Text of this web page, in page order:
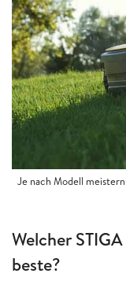
Je nach Modell
Welcher
beste?